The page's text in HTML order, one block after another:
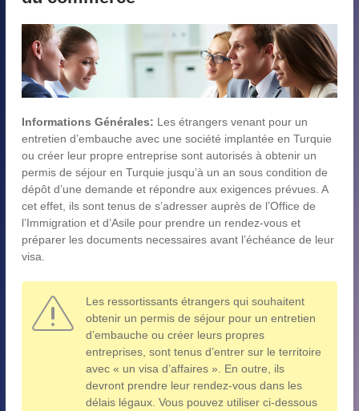
Informations Générales: Les étrangers venant pour un
entretien d’embauche avec une société implantée en Turquie
ou créer leur propre entreprise sont autorisés à obtenir un
permis de séjour en Turquie jusqu’à un an sous condition de
dépôt d’une demande et répondre aux exigences prévues. A
cet effet, ils sont tenus de s’adresser auprès de l’Office de
l’Immigration et d’Asile pour prendre un rendez-vous et
préparer les documents necessaires avant l’échéance de leur
visa.
Les ressortissants étrangers qui souhaitent
obtenir un permis de séjour pour un entretien
d’embauche ou créer leurs propres
entreprises, sont tenus d’entrer sur le territoire
avec « un visa d’affaires ». En outre, ils
devront prendre leur rendez-vous dans les
délais légaux. Vous pouvez utiliser ci-dessous